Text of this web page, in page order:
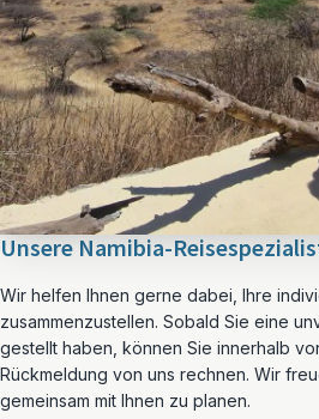
Unsere Namibia-
Wir helfen Ihnen gerne dabei, Ihre
zusammenzustellen. Sobald Sie eine
gestellt haben, können Sie innerhalb
Rückmeldung von uns rechnen. Wir
gemeinsam mit Ihnen zu planen.